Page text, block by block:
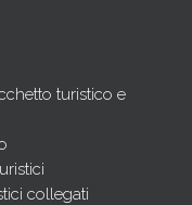
turistico e
collegati